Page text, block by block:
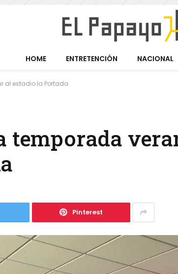
HOME ENTRETENCIÓN NACIONAL
al estadio la Portada
temporada
Pinterest